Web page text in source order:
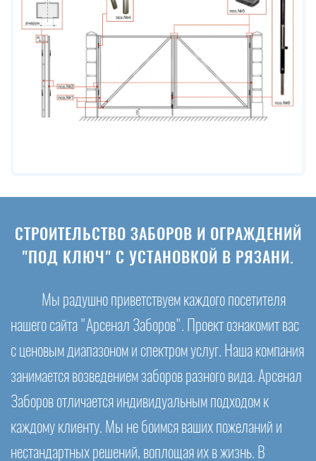
СТРОИТЕЛЬСТВО ЗАБОРОВ И ОГРАЖДЕНИЙ
"ПОД КЛЮЧ" С УСТАНОВКОЙ В РЯЗАНИ.
Мы радушно приветствуем каждого посетителя
нашего сайта "Арсенал Заборов". Проект ознакомит вас
с ценовым диапазоном и спектром услуг. Наша компания
занимается возведением заборов разного вида. Арсенал
Заборов отличается индивидуальным подходом к
каждому клиенту. Мы не боимся ваших пожеланий и
нестандартных решений, воплощая их в жизнь. В